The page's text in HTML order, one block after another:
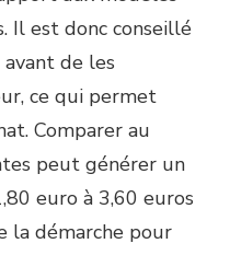
Il est donc conseillé
de les
ce qui permet
Comparer au
peut générer un
euro à 3,60 euros
la démarche pour